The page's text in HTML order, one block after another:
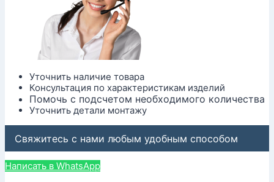
Уточнить наличие товара
Консультация по характеристикам изделий
Помочь с подсчетом необходимого количества
Уточнить детали монтажу
Свяжитесь с нами любым удобным способом
Написать в WhatsApp